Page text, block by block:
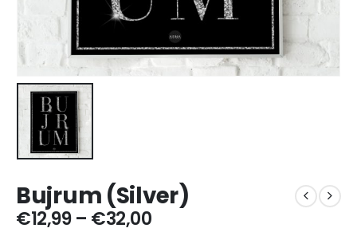
Bujrum (Silver)
€12,99 – €32,00Preisspanne: